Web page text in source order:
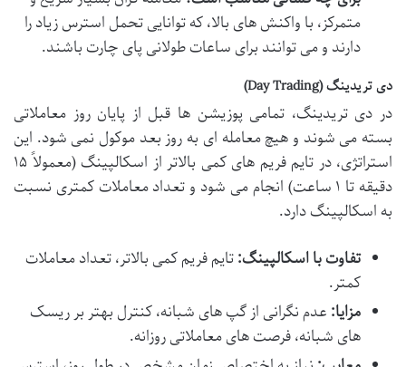
متمرکز، با واکنش های بالا، که توانایی تحمل استرس زیاد را
دارند و می توانند برای ساعات طولانی پای چارت باشند.
دی تریدینگ (Day Trading)
در دی تریدینگ، تمامی پوزیشن ها قبل از پایان روز معاملاتی
بسته می شوند و هیچ معامله ای به روز بعد موکول نمی شود. این
استراتژی، در تایم فریم های کمی بالاتر از اسکالپینگ (معمولاً ۱۵
دقیقه تا ۱ ساعت) انجام می شود و تعداد معاملات کمتری نسبت
به اسکالپینگ دارد.
تفاوت با اسکالپینگ:تایم فریم کمی بالاتر، تعداد معاملات
کمتر.
مزایا: عدم نگرانی از گپ های شبانه، کنترل بهتر بر ریسک
های شبانه، فرصت های معاملاتی روزانه.